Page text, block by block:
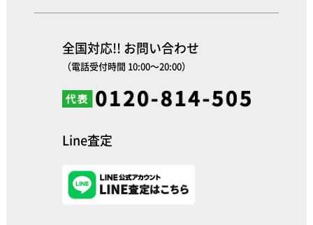
全国対応!! お問い合わせ
（電話受付時間 10:00～20:00）
Line査定